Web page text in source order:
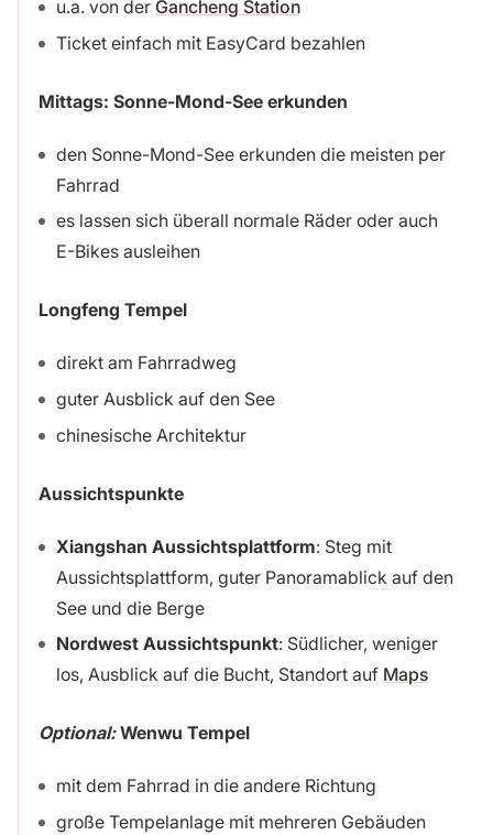
u.a. von der Gancheng Station
Ticket einfach mit EasyCard bezahlen
Mittags: Sonne-Mond-See erkunden
den Sonne-Mond-See erkunden die meisten per
Fahrrad
es lassen sich überall normale Räder oder auch
E-Bikes ausleihen
Longfeng Tempel
direkt am Fahrradweg
guter Ausblick auf den See
chinesische Architektur
Aussichtspunkte
Xiangshan Aussichtsplattform: Steg mit
Aussichtsplattform, guter Panoramablick auf den
See und die Berge
Nordwest Aussichtspunkt: Südlicher, weniger
los, Ausblick auf die Bucht, Standort auf Maps
Optional: Wenwu Tempel
mit dem Fahrrad in die andere Richtung
große Tempelanlage mit mehreren Gebäuden